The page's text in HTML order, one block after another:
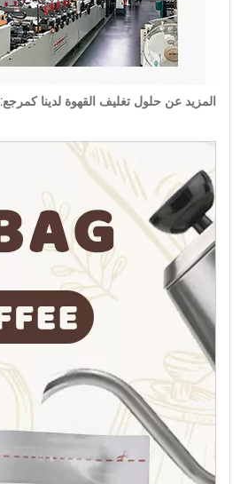
المزيد عن حلول تغليف القهوة لدينا كمرجع: